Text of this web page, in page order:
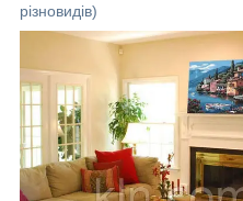
різновидів)